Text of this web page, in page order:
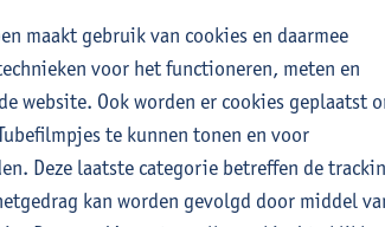
maakt gebruik van cookies en daarmee
voor het functioneren, meten en
website. Ook worden er cookies geplaatst
te kunnen tonen en voor
Deze laatste categorie betreffen de
kan worden gevolgd door middel